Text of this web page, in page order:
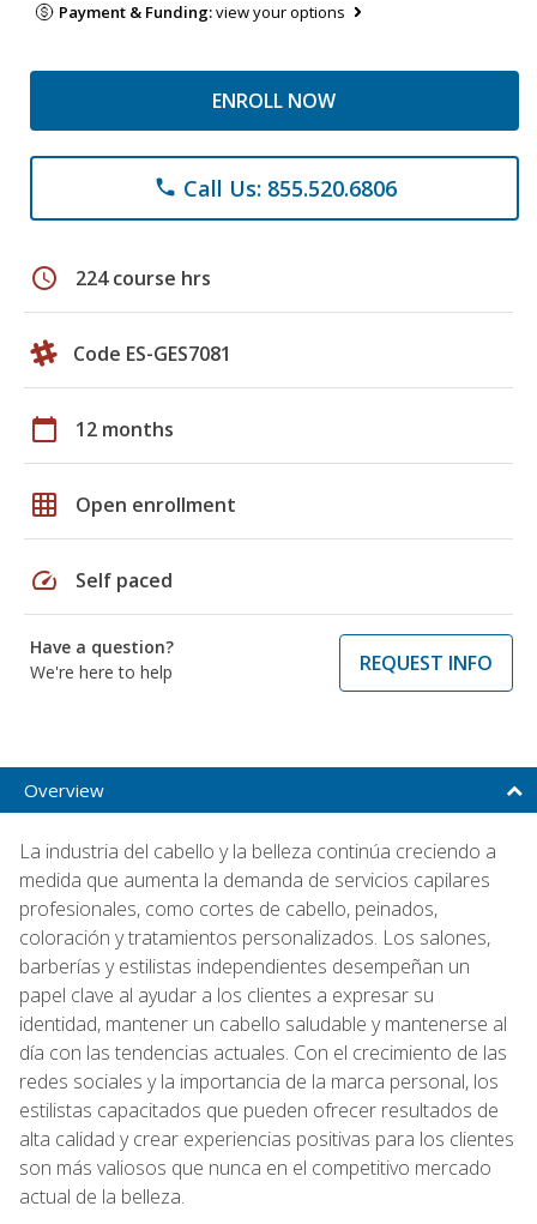
Payment & Funding:view your options
ENROLL NOW
phone Call Us: 855.520.6806
schedule 224 course hrs
Code ES-GES7081
calendar_today 12 months
grid_on Open enrollment
speed Self paced
Have a question?
We're here to help
REQUEST INFO
Overview
La industria del cabello y la belleza continúa creciendo a
medida que aumenta la demanda de servicios capilares
profesionales, como cortes de cabello, peinados,
coloración y tratamientos personalizados. Los salones,
barberías y estilistas independientes desempeñan un
papel clave al ayudar a los clientes a expresar su
identidad, mantener un cabello saludable y mantenerse al
día con las tendencias actuales. Con el crecimiento de las
redes sociales y la importancia de la marca personal, los
estilistas capacitados que pueden ofrecer resultados de
alta calidad y crear experiencias positivas para los clientes
son más valiosos que nunca en el competitivo mercado
actual de la belleza.